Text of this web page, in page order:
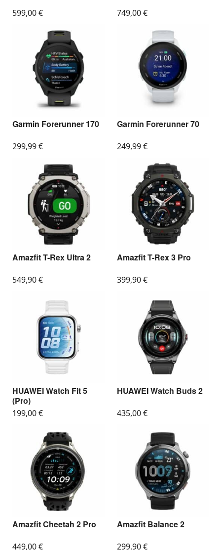
599,00€ 749,00€
Garmin Forerunner 170
299,99€
Garmin Forerunner 70
249,99€
Amazfit T-Rex Ultra 2
549,90€
Amazfit T-Rex 3 Pro
399,90€
HUAWEI Watch Fit 5
(Pro)
199,00€
HUAWEI Watch Buds 2
435,00€
Amazfit Cheetah 2 Pro
449,00€
Amazfit Balance 2
299,90€